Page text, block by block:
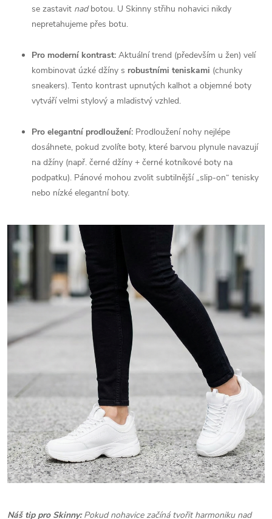
se zastavit nadbotou. U Skinny střihu nohavici nikdy
nepretahujeme přes botu.
Pro moderní kontrast: Aktuální trend (především u žen) velí
kombinovat úzké džíny s robustními teniskami (chunky
sneakers). Tento kontrast upnutých kalhot a objemné boty
vytváří velmi stylový a mladistvý vzhled.
Pro elegantní prodloužení: Prodloužení nohy nejlépe
dosáhnete, pokud zvolíte boty, které barvou plynule navazují
na džíny (např. černé džíny + černé kotníkové boty na
podpatku). Pánové mohou zvolit subtilnější „slip-on“ tenisky
nebo nízké elegantní boty.
Náš tip pro Skinny:Pokud nohavice začíná tvořit harmoniku nad